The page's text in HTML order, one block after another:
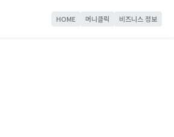
HOME 머니클릭 비즈니스 정보